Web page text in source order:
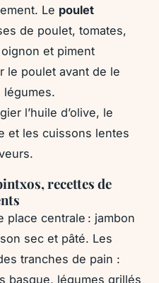
Le poulet
de poulet, tomates,
et piment
le poulet avant de le
légumes.
l’huile d’olive, le
et les cuissons lentes
recettes de
place centrale : jambon
sec et pâté. Les
tranches de pain :
basque, légumes grillés